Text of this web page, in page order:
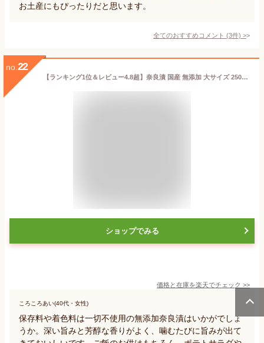
お土産にもぴったりだと思います。
全てのおすすめコメント (3件) >
no. 22
【ランキング1位＆レビュー4.8超】奈良漬 国産 無添加 大サイズ 250g〜270g前後×3舟入 なら漬 奈良漬け 瓜 人工甘味料保存料不使用 送料無料 土用の丑の日
ショップでみる
価格と在庫を楽天でチェック >>
ころころあい(40代・女性)
保存料や着色料は一切不使用の無添加奈良漬はいかがでしょ
うか。深い旨みと芳醇な香りがよく、噛むたびに旨みが出て